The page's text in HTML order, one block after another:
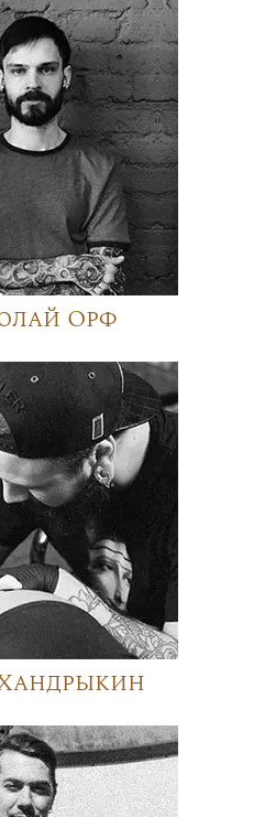
Орф